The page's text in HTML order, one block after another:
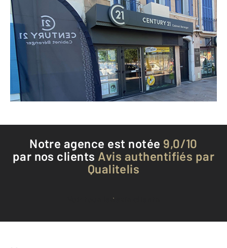
CENTURY 21 Cabinet Berenger
7 boulevard Anatole France
LA CIOTAT - 13600
Envoyer un message
Téléphoner à l'agence
Notre agence est notée 9,0/10
par nos clients Avis authentifiés par
Qualitelis
Voir tous les avis clients